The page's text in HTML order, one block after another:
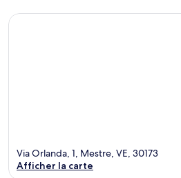
Via Orlanda, 1, Mestre, VE, 30173
Afficher la carte